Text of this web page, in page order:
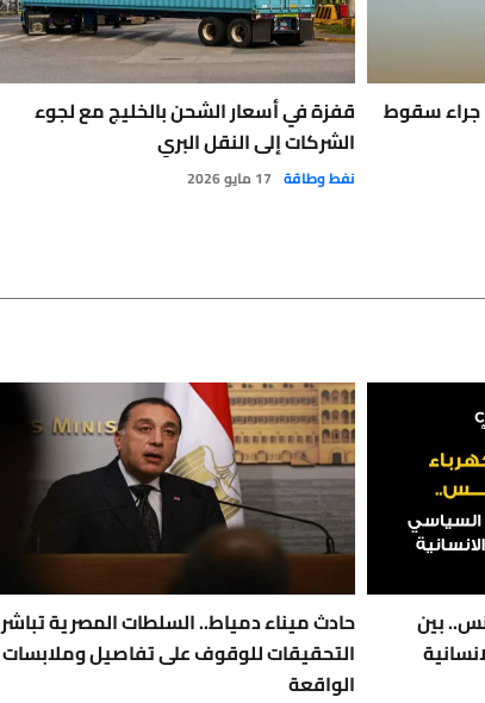
جراء سقوط
قفزة في أسعار الشحن بالخليج مع لجوء
الشركات إلى النقل البري
نفط وطاقة 17 مايو 2026
بين
حادث ميناء دمياط.. السلطات المصرية تباشر
التحقيقات للوقوف على تفاصيل وملابسات
الواقعة